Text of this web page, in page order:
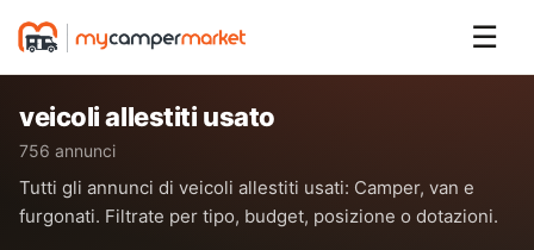
☰
veicoli allestiti usato
756 annunci
Tutti gli annunci di veicoli allestiti usati: Camper, van e
furgonati. Filtrate per tipo, budget, posizione o dotazioni.